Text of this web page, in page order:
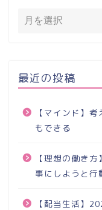
最近の投稿
【マインド】
もできる
【理想の働き
事にしようと行
【配当生活】